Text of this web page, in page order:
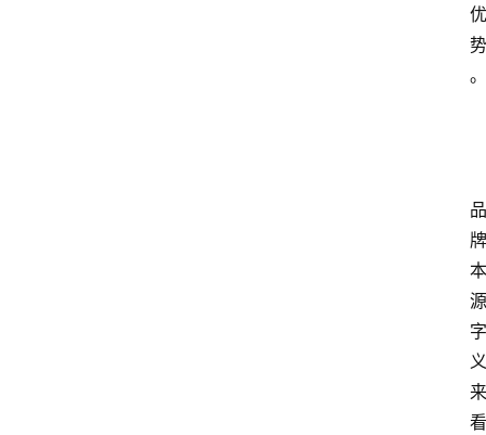
优
势
。
品
牌
本
源
字
义
来
看